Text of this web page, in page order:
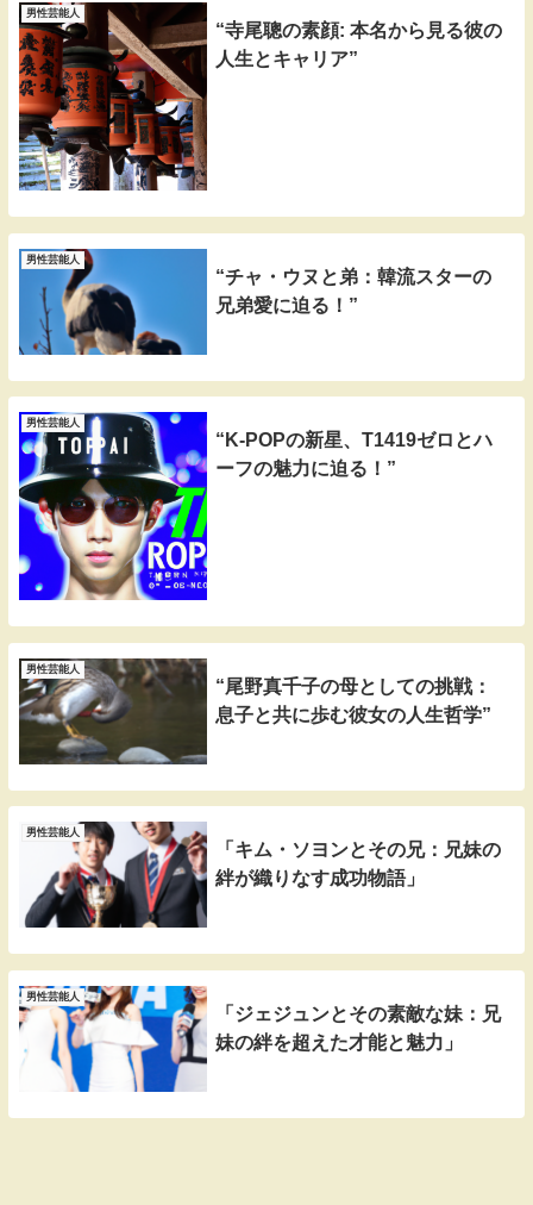
男性芸能人
“寺尾聰の素顔: 本名から見る彼の
人生とキャリア”
男性芸能人
“チャ・ウヌと弟：韓流スターの
兄弟愛に迫る！”
男性芸能人
“K-POPの新星、T1419ゼロとハ
ーフの魅力に迫る！”
男性芸能人
“尾野真千子の母としての挑戦：
息子と共に歩む彼女の人生哲学”
男性芸能人
「キム・ソヨンとその兄：兄妹の
絆が織りなす成功物語」
男性芸能人
「ジェジュンとその素敵な妹：兄
妹の絆を超えた才能と魅力」